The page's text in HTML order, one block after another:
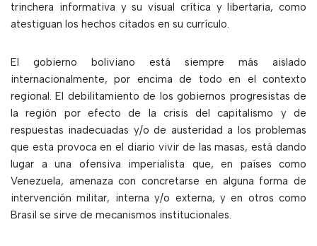
trinchera informativa y su visual crítica y libertaria, como
atestiguan los hechos citados en su currículo.
El gobierno boliviano está siempre más aislado
internacionalmente, por encima de todo en el contexto
regional. El debilitamiento de los gobiernos progresistas de
la región por efecto de la crisis del capitalismo y de
respuestas inadecuadas y/o de austeridad a los problemas
que esta provoca en el diario vivir de las masas, está dando
lugar a una ofensiva imperialista que, en países como
Venezuela, amenaza con concretarse en alguna forma de
intervención militar, interna y/o externa, y en otros como
Brasil se sirve de mecanismos institucionales.